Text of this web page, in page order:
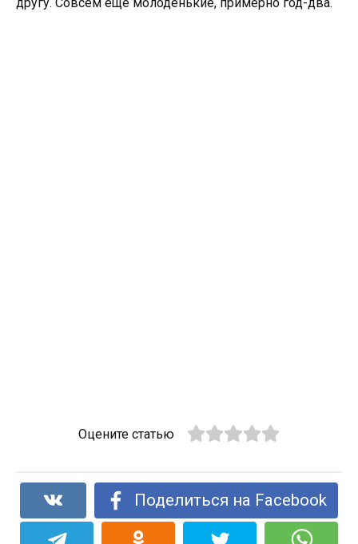
Оцените статью
Поделиться на Facebook